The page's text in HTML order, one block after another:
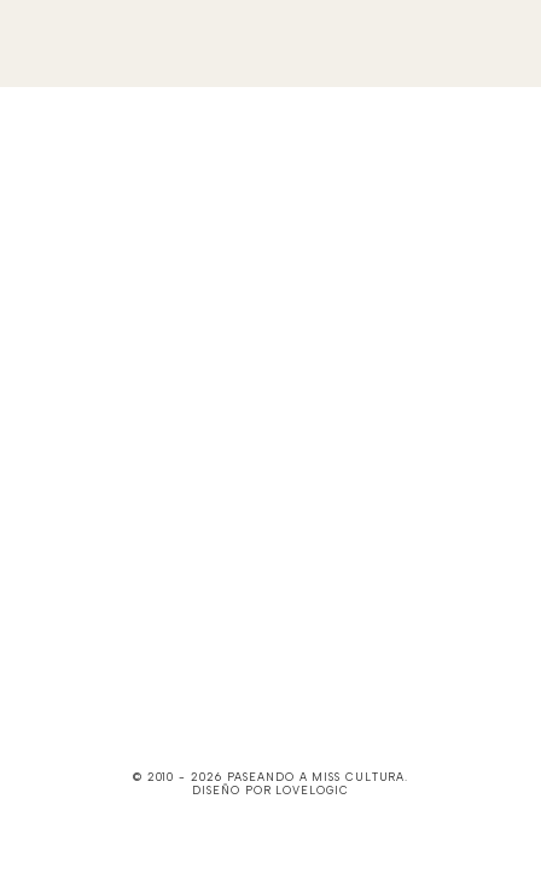
© 2010 - 2026 PASEANDO A MISS CULTURA
DISEÑO POR LOVELOGIC